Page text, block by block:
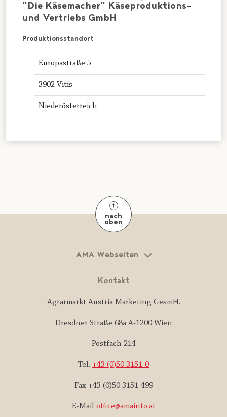
"Die Käsemacher" Käseproduktions-
und Vertriebs GmbH
Produktionsstandort
Europastraße 5
3902 Vitis
Niederösterreich
nach
oben
AMA Webseiten
Kontakt
Agrarmarkt Austria Marketing GesmH.
Dresdner Straße 68a A-1200 Wien
Postfach 214
Tel. +43 (0)50 3151-0
Fax +43 (0)50 3151-499
E-Mail office@amainfo.at